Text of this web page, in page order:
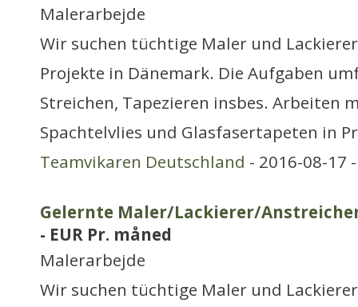
Malerarbejde
Wir suchen tüchtige Maler und
Projekte in Dänemark. Die Aufgaben
Streichen, Tapezieren insbes. Arbeiten
Spachtelvlies und Glasfasertapeten in
Teamvikaren Deutschland - 2016-08-17
Gelernte Maler/Lackierer/
- EUR Pr. måned
Malerarbejde
Wir suchen tüchtige Maler und